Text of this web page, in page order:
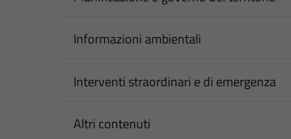
Informazioni ambientali
Interventi straordinari e di emergenza
Altri contenuti